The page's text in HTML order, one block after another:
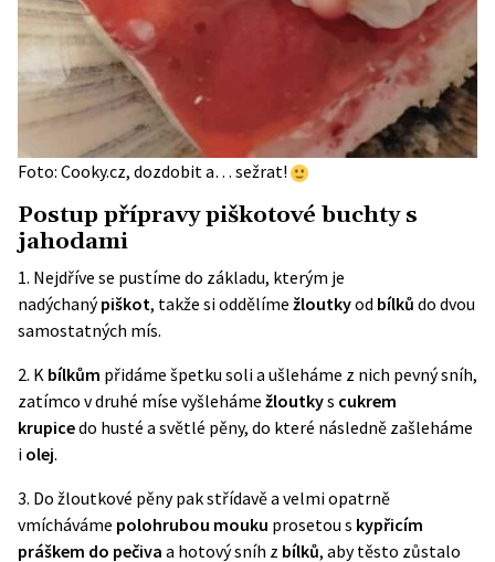
Foto: Cooky.cz, dozdobit a… sežrat!
Postup přípravy piškotové buchty s
jahodami
1. Nejdříve se pustíme do základu, kterým je
nadýchanýpiškot, takže si oddělíme žloutkyod bílků do dvou
samostatných mís.
2. K bílkům přidáme špetku soli a ušleháme z nich pevný sníh,
zatímco v druhé míse vyšleháme žloutkys cukrem
krupicedo husté a světlé pěny, do které následně zašleháme
i olej.
3. Do žloutkové pěny pak střídavě a velmi opatrně
vmícháváme polohrubou mouku prosetou s kypřicím
práškem do pečiva a hotový sníh z bílků, aby těsto zůstalo